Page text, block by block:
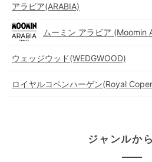
アラビア(ARABIA)
ムーミン アラビア (Moomin
ウェッジウッド(WEDGWOOD)
ロイヤルコペンハーゲン(Royal
ジャンルか